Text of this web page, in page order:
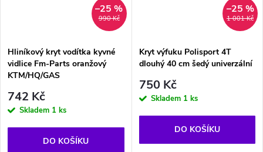
990 Kč
–25 %
Hliníkový kryt vodítka kyvné
vidlice Fm-Parts oranžový
KTM/HQ/GAS
742 Kč
Skladem 1 ks
DO KOŠÍKU
1 001 Kč
–25 %
Kryt výfuku Polisport 4T
dlouhý 40 cm šedý univerzální
750 Kč
Skladem 1 ks
DO KOŠÍKU